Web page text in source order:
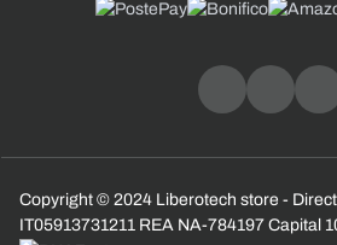
Copyright © 2024 Liberotech store - Direct
IT05913731211 REA NA-784197 Capital